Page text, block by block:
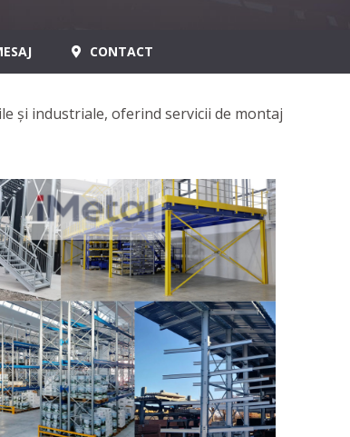
CONTACT
și industriale, oferind servicii de montaj